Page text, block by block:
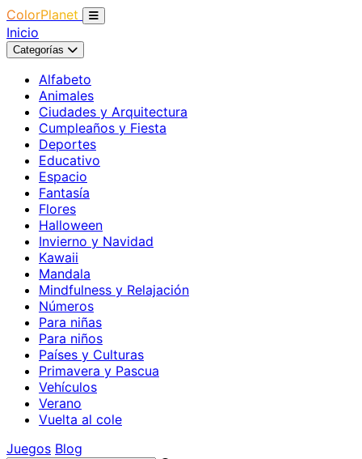
ColorPlanet
Inicio
Categorías
Alfabeto
Animales
Ciudades y Arquitectura
Cumpleaños y Fiesta
Deportes
Educativo
Espacio
Fantasía
Flores
Halloween
Invierno y Navidad
Kawaii
Mandala
Mindfulness y Relajación
Números
Para niñas
Para niños
Países y Culturas
Primavera y Pascua
Vehículos
Verano
Vuelta al cole
Juegos Blog